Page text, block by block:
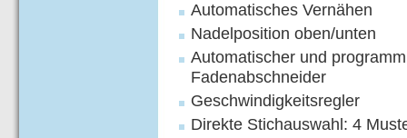
Automatisches Vernähen
Nadelposition oben/unten
Automatischer und
Fadenabschneider
Geschwindigkeitsregler
Direkte Stichauswahl: 4